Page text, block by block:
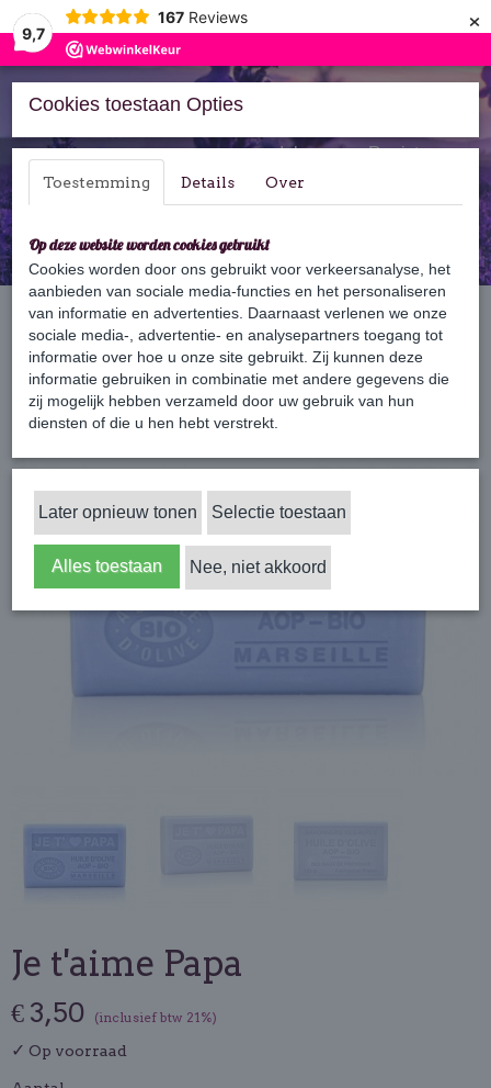
9,7
167 Reviews ×
Inloggen Registreren
Home › Zeep › 125 gram zeep › Je t'aime Papa
Je t'aime Papa
€ 3,50 (inclusief btw 21%)
✓ Op voorraad
Cookies toestaan Opties
Toestemming Details Over
Op deze website worden cookies gebruikt
Cookies worden door ons gebruikt voor verkeersanalyse, het
aanbieden van sociale media-functies en het personaliseren
van informatie en advertenties. Daarnaast verlenen we onze
sociale media-, advertentie- en analysepartners toegang tot
informatie over hoe u onze site gebruikt. Zij kunnen deze
informatie gebruiken in combinatie met andere gegevens die
zij mogelijk hebben verzameld door uw gebruik van hun
diensten of die u hen hebt verstrekt.
Later opnieuw tonen Selectie toestaan
Alles toestaan Nee, niet akkoord